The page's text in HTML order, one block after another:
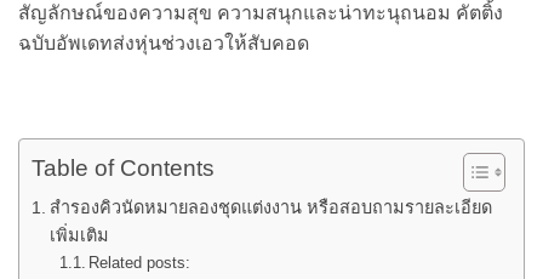
สัญลักษณ์ของความสุข ความสนุกและน่าทะนุถนอม คัตติ้ง
ฉบับอัพเดทส่งหุ่นช่วงเอวให้สับคอด
Table of Contents
สำรองคิวนัดหมายลองชุดแต่งงาน หรือสอบถามรายละเอียด
เพิ่มเติม
Related posts: